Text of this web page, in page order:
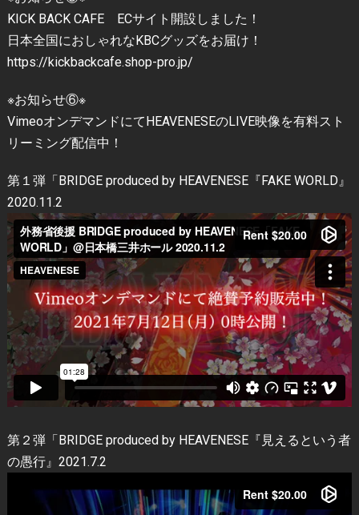
KICK BACK CAFE ECサイト開設しました！
日本全国におしゃれなKBCグッズをお届け！
https://kickbackcafe.shop-pro.jp/
※お知らせ⑥※
VimeoオンデマンドにてHEAVENESEのLIVE映像を有料スト
リーミング配信中！
第１弾「BRIDGE produced by HEAVENESE『FAKE WORLD』
2020.11.2
第２弾「BRIDGE produced by HEAVENESE『見えるという者
の愚行』2021.7.2